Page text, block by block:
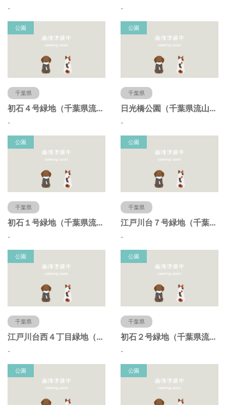
- -
公園
千葉県
初石４号緑地（千葉県流山市）
-
公園
千葉県
日光橋公園（千葉県流山市）
-
公園
千葉県
初石１号緑地（千葉県流山市）
-
公園
千葉県
江戸川台７号緑地（千葉県流山市）
-
公園
千葉県
江戸川台西４丁目緑地（千葉県流山市）
-
公園
千葉県
初石２号緑地（千葉県流山市）
-
公園 公園